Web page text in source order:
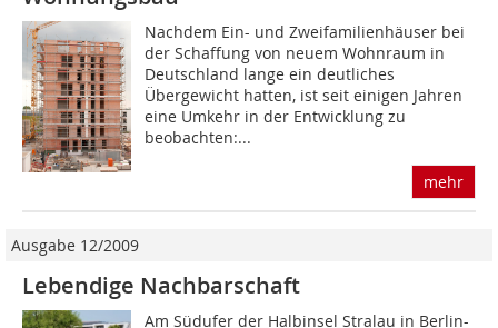
Nachdem Ein- und Zweifamilienhäuser bei
der Schaffung von neuem Wohnraum in
Deutschland lange ein deutliches
Übergewicht hatten, ist seit einigen Jahren
eine Umkehr in der Entwicklung zu
beobachten:...
mehr
Ausgabe 12/2009
Lebendige Nachbarschaft
Am Südufer der Halbinsel Stralau in Berlin-